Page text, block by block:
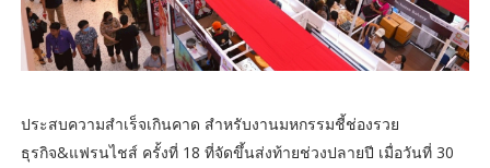
ประสบความสำเร็จเกินคาด สำหรับงานมหกรรมชี้ช่องรวย
ธุรกิจ&แฟรนไชส์ ครั้งที่ 18 ที่จัดขึ้นส่งท้ายช่วงปลายปี เมื่อวันที่ 30